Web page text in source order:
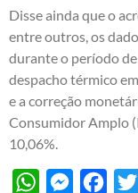
Disse ainda que o
entre outros, os
durante o período
despacho térmico
e a correção
Consumidor Amplo
10,06%.
WhatsAppMessenger